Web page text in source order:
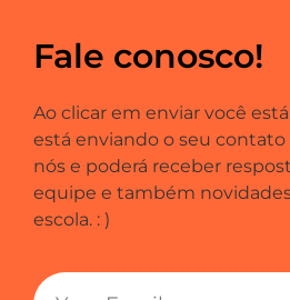
Fale conosco!
Ao clicar em enviar você
está enviando o seu contato
nós e poderá receber
equipe e também
escola. : )